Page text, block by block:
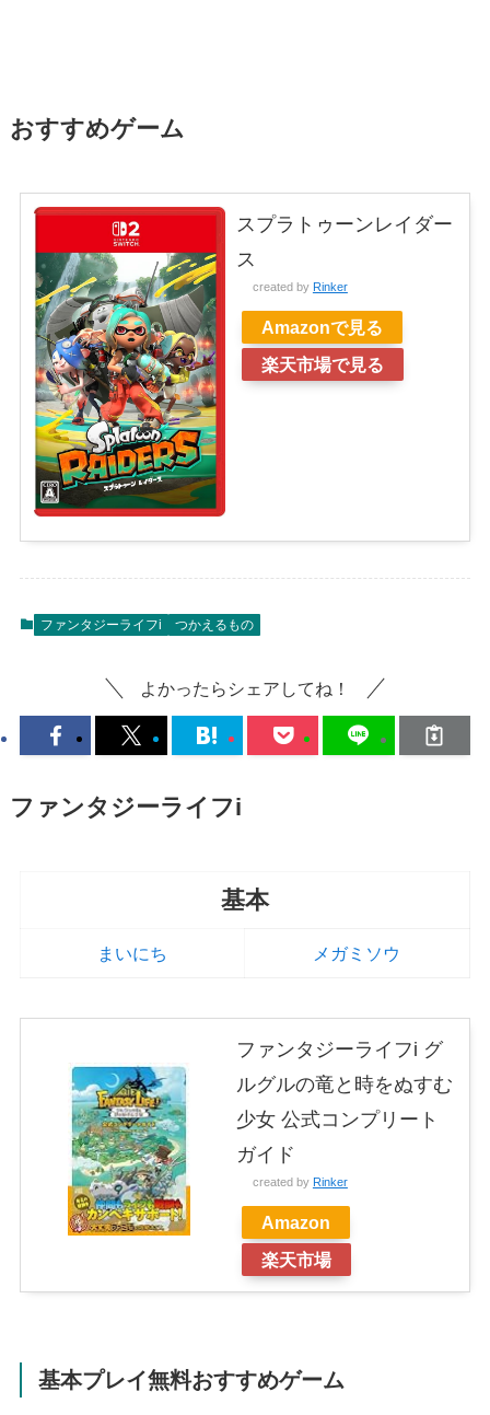
おすすめゲーム
スプラトゥーンレイダー
ス
created by Rinker
Amazonで見る
楽天市場で見る
ファンタジーライフi つかえるもの
よかったらシェアしてね！
ファンタジーライフi
基本
まいにち メガミソウ
ファンタジーライフi グ
ルグルの竜と時をぬすむ
少女 公式コンプリート
ガイド
created by Rinker
Amazon
楽天市場
基本プレイ無料おすすめゲーム